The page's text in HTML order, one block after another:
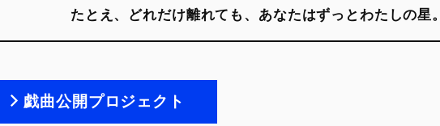
たとえ、どれだけ離れても、あなたはずっとわたしの星。
戯曲公開プロジェクト